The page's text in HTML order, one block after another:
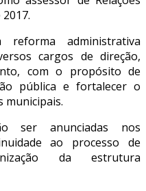
reforma administrativa
cargos de direção,
com o propósito de
pública e fortalecer o
municipais.
ser anunciadas nos
ao processo de
da estrutura